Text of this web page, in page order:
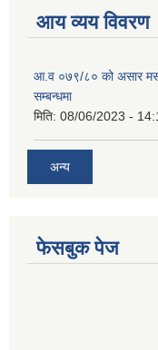
आय व्यय विवरण
आ.व ०७९/८० को असार
सम्बन्धमा
मिति: 08/06/2023 -
अन्य
फेसबुक पेज